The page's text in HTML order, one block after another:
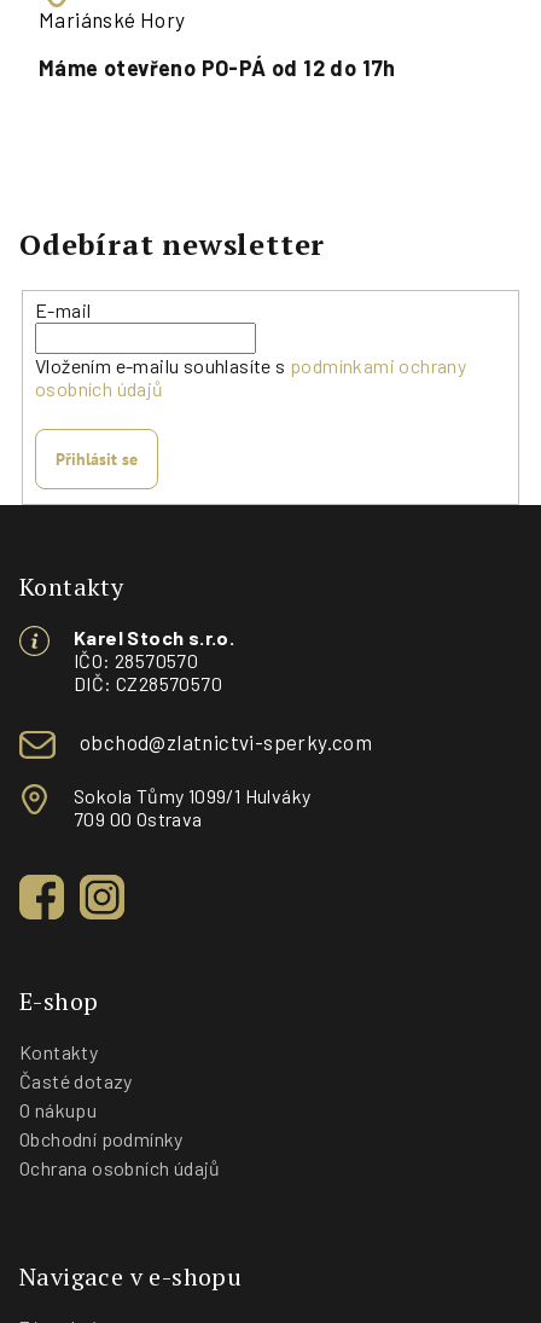
Mariánské Hory
Máme otevřeno PO-PÁ od 12 do 17h
Odebírat newsletter
E-mail
Vložením e-mailu souhlasíte s podmínkami ochrany
osobních údajů
Přihlásit se
Kontakty
Karel Stoch s.r.o.
IČO: 28570570
DIČ: CZ28570570
obchod@zlatnictvi-sperky.com
Sokola Tůmy 1099/1 Hulváky
709 00 Ostrava
E-shop
Kontakty
Časté dotazy
O nákupu
Obchodní podmínky
Ochrana osobních údajů
Navigace v e-shopu